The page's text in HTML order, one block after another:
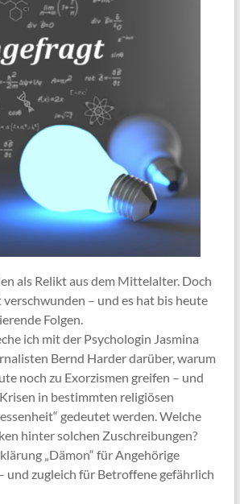
als Relikt aus dem Mittelalter. Doch
– und es hat bis heute
Folgen.
ich mit der Psychologin Jasmina
Bernd Harder darüber, warum
noch zu Exorzismen greifen – und
in bestimmten religiösen
gedeutet werden. Welche
hinter solchen Zuschreibungen?
„Dämon“ für Angehörige
und zugleich für Betroffene gefährlich